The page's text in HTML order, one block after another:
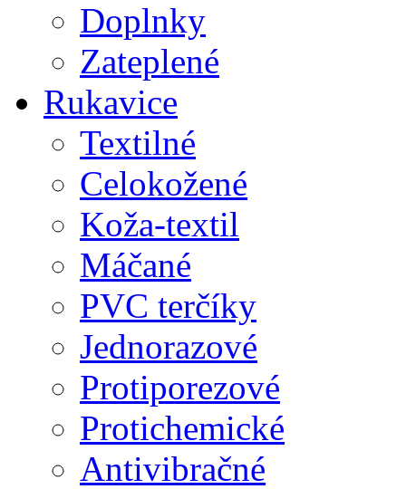
Doplnky
Zateplené
Rukavice
Textilné
Celokožené
Koža-textil
Máčané
PVC terčíky
Jednorazové
Protiporezové
Protichemické
Antivibračné